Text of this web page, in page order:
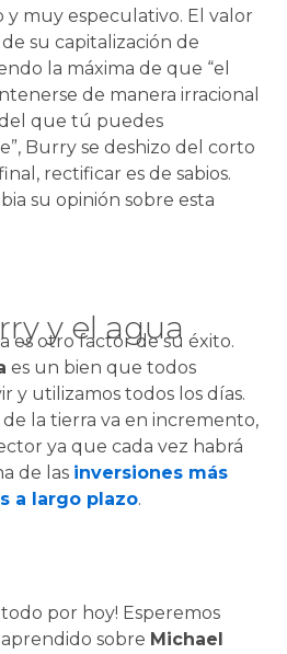
y muy especulativo. El valor
su capitalización de
la máxima de que “el
de manera irracional
que tú puedes
Burry se deshizo del corto
rectificar es de sabios.
su opinión sobre esta
y el agua
es otro factor de su éxito.
es un bien que todos
y utilizamos todos los días.
la tierra va en incremento,
ya que cada vez habrá
de las inversiones más
a largo plazo.
todo por hoy! Esperemos
aprendido sobre Michael